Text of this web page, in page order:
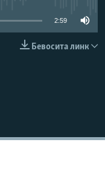
2:59
Бевосита линк